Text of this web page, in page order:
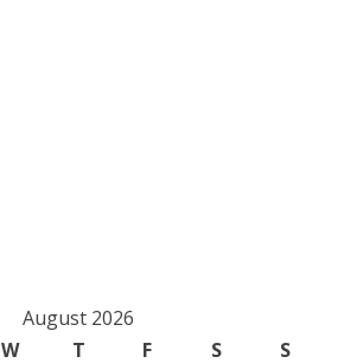
August 2026
W T F S S